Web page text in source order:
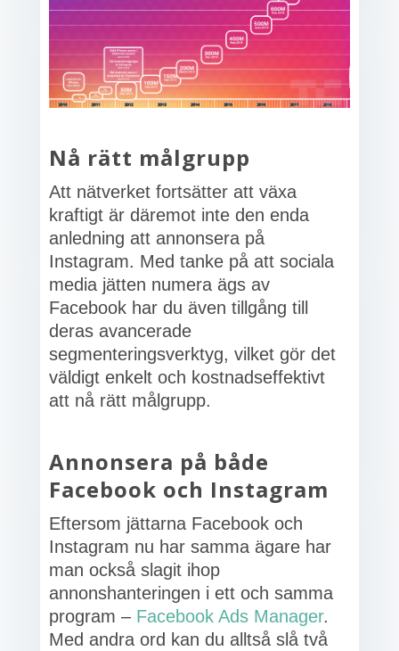
Nå rätt målgrupp
Att nätverket fortsätter att växa
kraftigt är däremot inte den enda
anledning att annonsera på
Instagram. Med tanke på att sociala
media jätten numera ägs av
Facebook har du även tillgång till
deras avancerade
segmenteringsverktyg, vilket gör det
väldigt enkelt och kostnadseffektivt
att nå rätt målgrupp.
Annonsera på både
Facebook och Instagram
Eftersom jättarna Facebook och
Instagram nu har samma ägare har
man också slagit ihop
annonshanteringen i ett och samma
program – Facebook Ads Manager.
Med andra ord kan du alltså slå två